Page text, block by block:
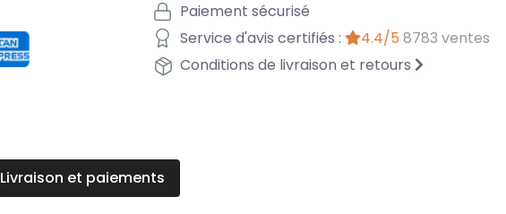
Paiement sécurisé
Service d'avis certifiés :
4.4/5 8783 ventes
Conditions de livraison et retours
Livraison et paiements